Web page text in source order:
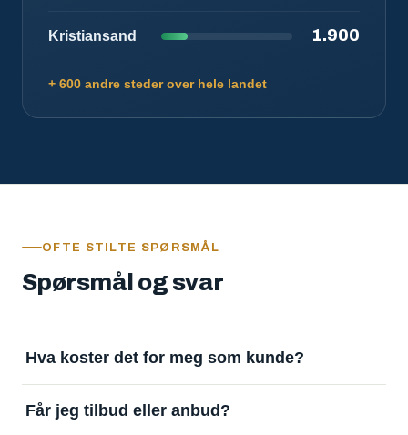
Kristiansand 1.900
+ 600 andre steder over hele landet
OFTE STILTE SPØRSMÅL
Spørsmål og svar
Hva koster det for meg som kunde?
å motta svar. Tjenesten finansieres av
Får jeg tilbud eller anbud?